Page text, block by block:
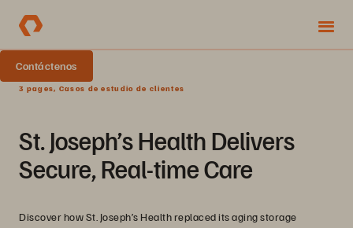
Contáctenos
3 pages, Casos de estudio de clientes
St. Joseph’s Health Delivers
Secure, Real-time Care
Discover how St. Joseph’s Health replaced its aging storage